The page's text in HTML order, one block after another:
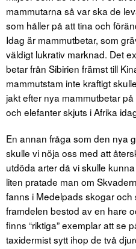
mammutarna så var ska de
som håller på att tina och
Idag är mammutbetar, som
väldigt lukrativ marknad. Det
betar från Sibirien främst till
mammutstam inte kraftigt
jakt efter nya mammutbetar
och elefanter skjuts i Afrika
En annan fråga som den nya
skulle vi nöja oss med att
utdöda arter då vi skulle
liten pratade man om
fanns i Medelpads skogar
framdelen bestod av en hare
finns “riktiga” exemplar att se
taxidermist sytt ihop de två